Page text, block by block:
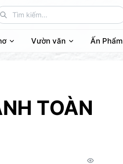
Vườn văn Ấn Phẩm
TOÀN